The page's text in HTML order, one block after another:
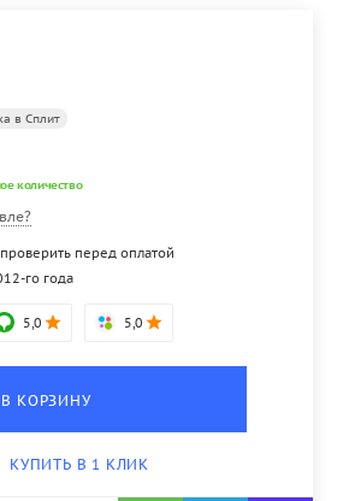
в Сплит
количество
перед оплатой
го года
5,0 5,0
В КОРЗИНУ
КУПИТЬ В 1 КЛИК